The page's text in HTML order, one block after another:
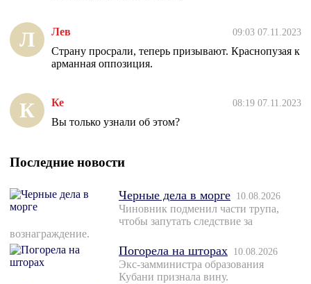
Л Лев 09:03 07.11.2023
Страну просрали, теперь призывают. Краснопузая к
арманная оппозиция.
К Ке 08:19 07.11.2023
Вы только узнали об этом?
Последние новости
Черные дела в морге 10.08.2026
Чиновник подменил части трупа,
чтобы запутать следствие за
вознаграждение.
Погорела на шторах 10.08.2026
Экс-замминистра образования
Кубани признала вину.